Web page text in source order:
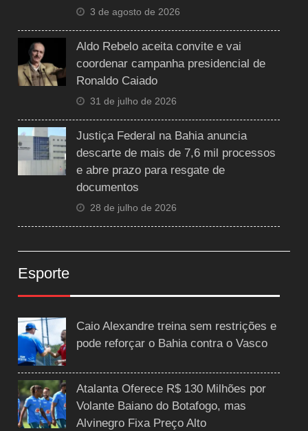
3 de agosto de 2026
Aldo Rebelo aceita convite e vai
coordenar campanha presidencial de
Ronaldo Caiado
31 de julho de 2026
Justiça Federal na Bahia anuncia
descarte de mais de 7,6 mil processos
e abre prazo para resgate de
documentos
28 de julho de 2026
Esporte
Caio Alexandre treina sem restrições e
pode reforçar o Bahia contra o Vasco
Atalanta Oferece R$ 130 Milhões por
Volante Baiano do Botafogo, mas
Alvinegro Fixa Preço Alto